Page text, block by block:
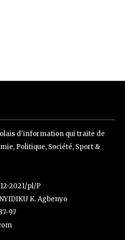
d'information qui traite de
Politique, Société, Sport &
2021/pl/P
K. Agbenyo
97